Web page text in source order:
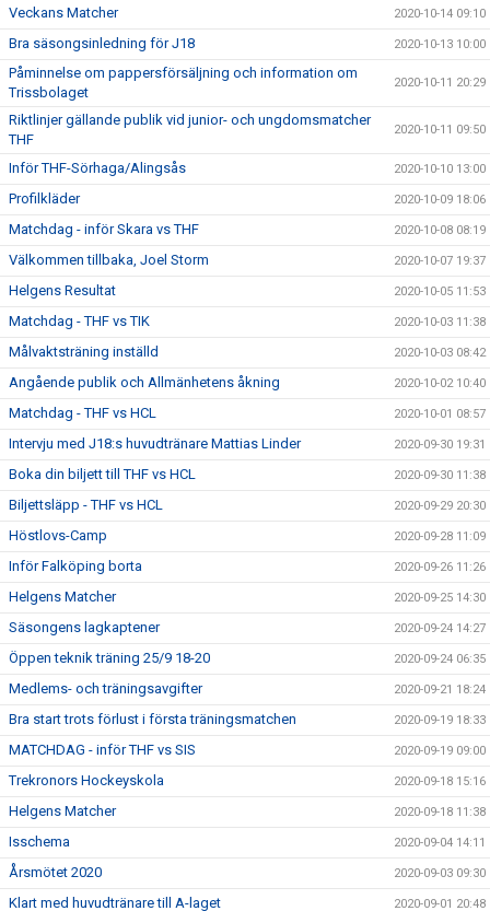
Veckans Matcher 2020-10-14 09:10
Bra säsongsinledning för J18 2020-10-13 10:00
Påminnelse om pappersförsäljning och information om
Trissbolaget
2020-10-11 20:29
Riktlinjer gällande publik vid junior- och ungdomsmatcher
THF
2020-10-11 09:50
Inför THF-Sörhaga/Alingsås 2020-10-10 13:00
Profilkläder 2020-10-09 18:06
Matchdag - inför Skara vs THF 2020-10-08 08:19
Välkommen tillbaka, Joel Storm 2020-10-07 19:37
Helgens Resultat 2020-10-05 11:53
Matchdag - THF vs TIK 2020-10-03 11:38
Målvaktsträning inställd 2020-10-03 08:42
Angående publik och Allmänhetens åkning 2020-10-02 10:40
Matchdag - THF vs HCL 2020-10-01 08:57
Intervju med J18:s huvudtränare Mattias Linder 2020-09-30 19:31
Boka din biljett till THF vs HCL 2020-09-30 11:38
Biljettsläpp - THF vs HCL 2020-09-29 20:30
Höstlovs-Camp 2020-09-28 11:09
Inför Falköping borta 2020-09-26 11:26
Helgens Matcher 2020-09-25 14:30
Säsongens lagkaptener 2020-09-24 14:27
Öppen teknik träning 25/9 18-20 2020-09-24 06:35
Medlems- och träningsavgifter 2020-09-21 18:24
Bra start trots förlust i första träningsmatchen 2020-09-19 18:33
MATCHDAG - inför THF vs SIS 2020-09-19 09:00
Trekronors Hockeyskola 2020-09-18 15:16
Helgens Matcher 2020-09-18 11:38
Isschema 2020-09-04 14:11
Årsmötet 2020 2020-09-03 09:30
Klart med huvudtränare till A-laget 2020-09-01 20:48